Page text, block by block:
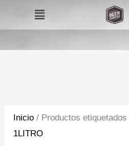
Menú
Inicio / Productos etiquetados
1LITRO